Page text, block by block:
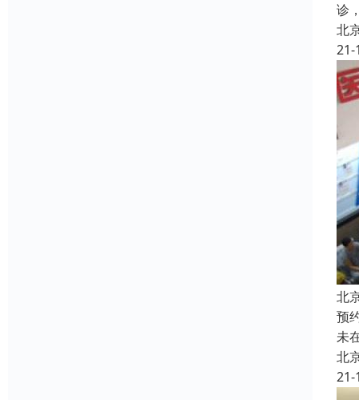
诊
北
21-
北
预
未
北
21-